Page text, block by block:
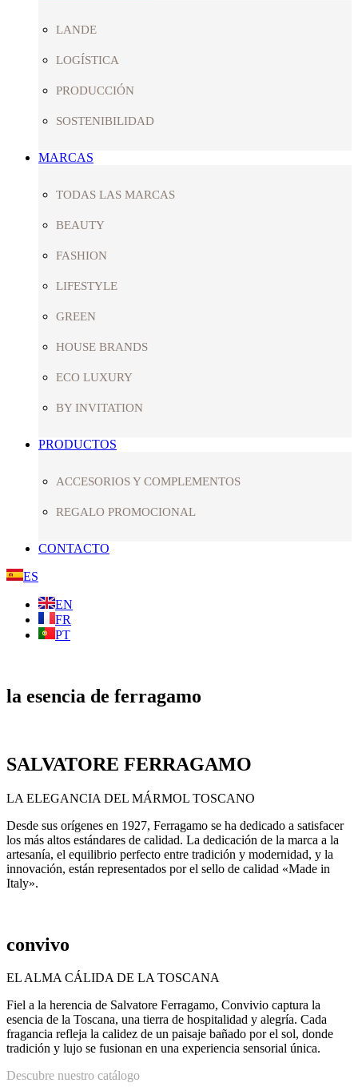
LANDE
LOGÍSTICA
PRODUCCIÓN
SOSTENIBILIDAD
MARCAS
TODAS LAS MARCAS
BEAUTY
FASHION
LIFESTYLE
GREEN
HOUSE BRANDS
ECO LUXURY
BY INVITATION
PRODUCTOS
ACCESORIOS Y COMPLEMENTOS
REGALO PROMOCIONAL
CONTACTO
ES
EN
FR
PT
la esencia de ferragamo
SALVATORE FERRAGAMO
LA ELEGANCIA DEL MÁRMOL TOSCANO
Desde sus orígenes en 1927, Ferragamo se ha dedicado a satisfacer
los más altos estándares de calidad. La dedicación de la marca a la
artesanía, el equilibrio perfecto entre tradición y modernidad, y la
innovación, están representados por el sello de calidad «Made in
Italy».
convivo
EL ALMA CÁLIDA DE LA TOSCANA
Fiel a la herencia de Salvatore Ferragamo, Convivio captura la
esencia de la Toscana, una tierra de hospitalidad y alegría. Cada
fragancia refleja la calidez de un paisaje bañado por el sol, donde
tradición y lujo se fusionan en una experiencia sensorial única.
Descubre nuestro catálogo